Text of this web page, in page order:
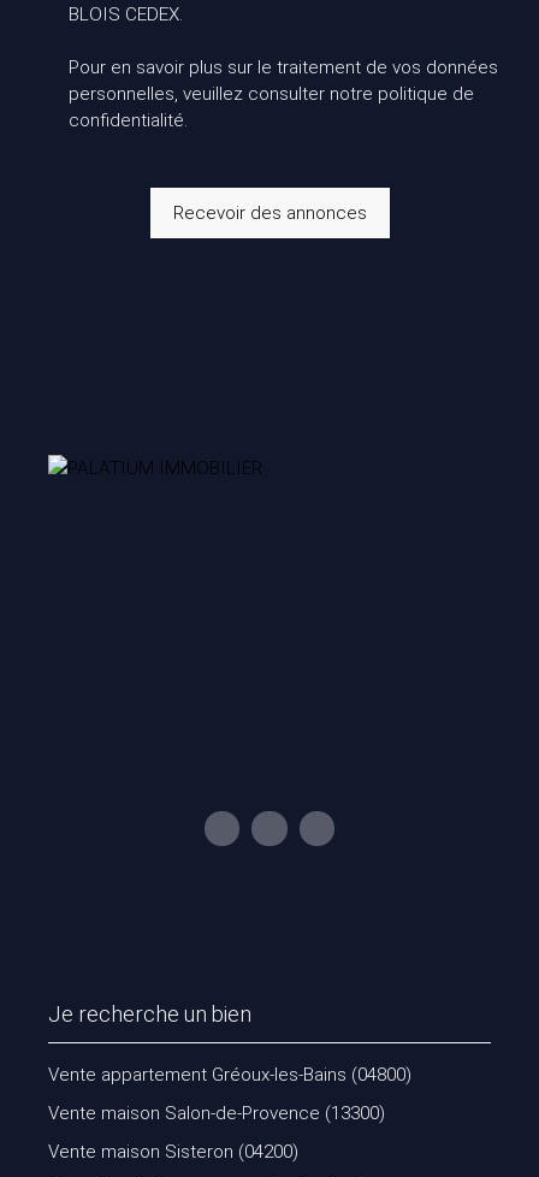
BLOIS CEDEX.
Pour en savoir plus sur le traitement de vos données
personnelles, veuillez consulter notre politique de
confidentialité.
Recevoir des annonces
Je recherche un bien
Vente appartement Gréoux-les-Bains (04800)
Vente maison Salon-de-Provence (13300)
Vente maison Sisteron (04200)